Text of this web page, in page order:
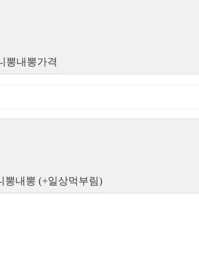
뽕내뽕가격
뽕내뽕 (+일상먹부림)